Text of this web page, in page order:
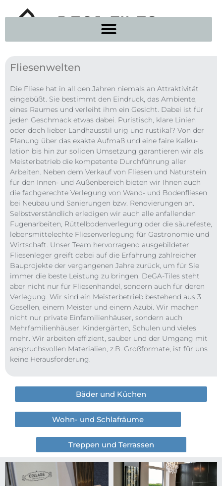
Fliesenwelten
Die Fliese hat in all den Jahren niemals an Attraktivität
eingebüßt. Sie bestimmt den Eindruck, das Ambiente,
eines Raumes und verleiht ihm ein Gesicht. Dabei ist für
jeden Geschmack etwas dabei. Puristisch, klare Linien
oder doch lieber Landhausstil urig und rustikal? Von der
Planung über das exakte Aufmaß und eine faire Kalku­
lation bis hin zur soliden Umsetzung garan­tieren wir als
Meister­betrieb die kompetente Durch­führung aller
Arbeiten. Neben dem Verkauf von Fliesen und Natur­stein
für den Innen- und Außenbereich bieten wir Ihnen auch
die fachgerechte Verlegung von Wand- und Bodenfliesen
bei Neubau und Sanierungen bzw. Reno­vie­rungen an.
Selbst­ver­ständ­lich erle­digen wir auch alle anfallenden
Fugen­arbeiten, Rüttel­boden­verle­gung oder die säure­feste,
lebens­mittel­echte Fliesen­verle­gung für Gastro­nomie und
Wirt­schaft. Unser Team hervor­ragend aus­gebil­deter
Fliesen­leger greift dabei auf die Erfah­rung zahl­reicher
Bau­pro­jekte der vergan­genen Jahre zurück, um für Sie
immer die beste Leistung zu bringen. DeGA-Tiles steht
aber nicht nur für Fliesenhandel, sondern auch für deren
Verlegung. Wir sind ein Meisterbetrieb bestehend aus 3
Gesellen, einem Meister und einem Azubi. Wir machen
nicht nur private Einfamilienhäuser, sondern auch
Mehrfamilienhäuser, Kindergärten, Schulen und vieles
mehr. Wir arbeiten effizient, sauber und der Umgang mit
anspruchsvollen Materialien, z.B. Großformate, ist für uns
keine Herausforderung.
Bäder und Küchen
Wohn- und Schlafräume
Treppen und Terrassen